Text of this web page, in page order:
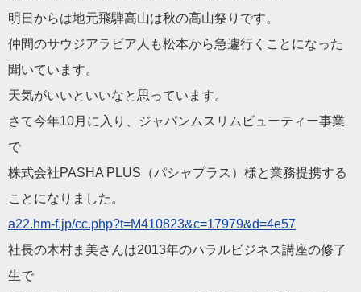
明日からは地元飛騨高山は秋の高山祭りです。
仲間のサウジアラビア人も松本から急遽行くことになった
聞いてい ます。
天気がいいといいなと思っています。
さて今年10月に入り、ジャパンムスリムビューティー事業
で
株式会社PASHA PLUS（パシャプラス）様と業務提携する
ことになりました。
a22.hm-f.jp/cc.php?t=M410823&c=17979&d=4e57
社長の木村ま美さんは2013年のハラルビジネス講座の修了
生で